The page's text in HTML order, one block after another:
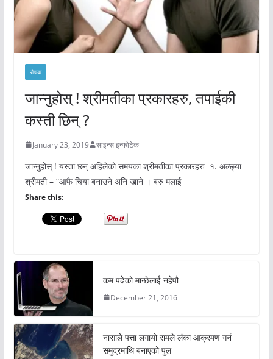
रोचक
जान्नुहोस् ! श्रीमतीका प्रकारहरु, तपाईकी
कस्ती छिन् ?
January 23, 2019 साइन्स इन्फोटेक
जान्नुहोस् ! यस्ता छन् अहिलेको समयका श्रीमतीका प्रकारहरु १. अल्छ्या
श्रीमती – “आफै चिया बनाउने अनि खाने । बरु मलाई
Share this:
कम पढेको मान्छेलाई नहेपौ
December 21, 2016
नासाले पत्ता लगायो रामले लंका आक्रमण गर्न
समुद्रमाथि बनाएको पुल